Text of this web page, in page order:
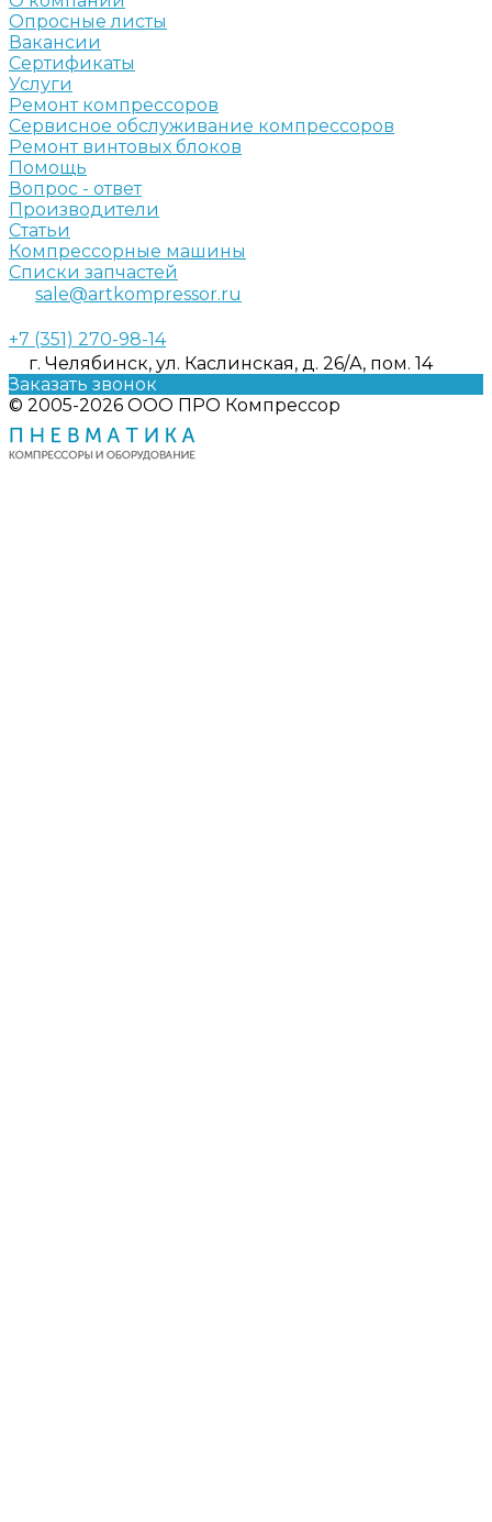
Опросные листы
Вакансии
Сертификаты
Услуги
Ремонт компрессоров
Сервисное обслуживание компрессоров
Ремонт винтовых блоков
Помощь
Вопрос - ответ
Производители
Статьи
Компрессорные машины
Списки запчастей
sale@artkompressor.ru
+7 (351) 270-98-14
г. Челябинск, ул. Каслинская, д. 26/А, пом. 14
Заказать звонок
© 2005-2026 ООО ПРО Компрессор